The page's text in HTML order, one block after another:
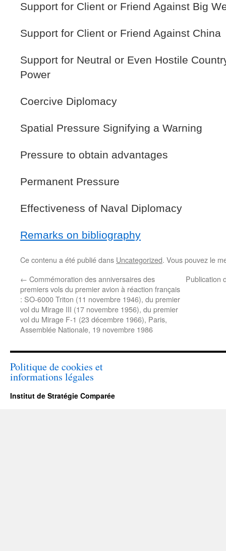
Support for Client or Friend Against Big
Support for Client or Friend Against China
Support for Neutral or Even Hostile
Power
Coercive Diplomacy
Spatial Pressure Signifying a Warning
Pressure to obtain advantages
Permanent Pressure
Effectiveness of Naval Diplomacy
Remarks on bibliography
Ce contenu a été publié dans Uncategorized. Vous pouvez le
← Commémoration des anniversaires des
premiers vols du premier avion à réaction français
: SO-6000 Triton (11 novembre 1946), du premier
vol du Mirage III (17 novembre 1956), du premier
vol du Mirage F-1 (23 décembre 1966), Paris,
Assemblée Nationale, 19 novembre 1986
Publication
Politique de cookies et
informations légales
Institut de Stratégie Comparée